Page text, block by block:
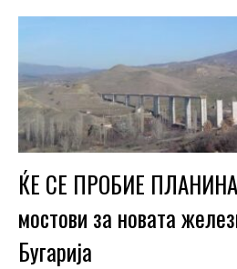
ЌЕ СЕ ПРОБИЕ
мостови за новата
Бугарија